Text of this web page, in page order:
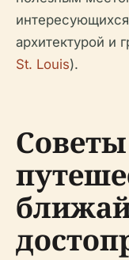
архитектурой и
St. Louis).